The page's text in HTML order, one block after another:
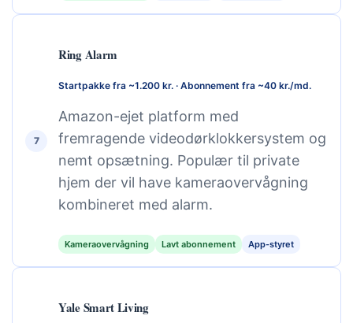
7
Ring Alarm
Startpakke fra ~1.200 kr. · Abonnement fra ~40 kr./md.
Amazon-ejet platform med
fremragende videodørklokkersystem og
nemt opsætning. Populær til private
hjem der vil have kameraovervågning
kombineret med alarm.
Kameraovervågning Lavt abonnement App-styret
Yale Smart Living